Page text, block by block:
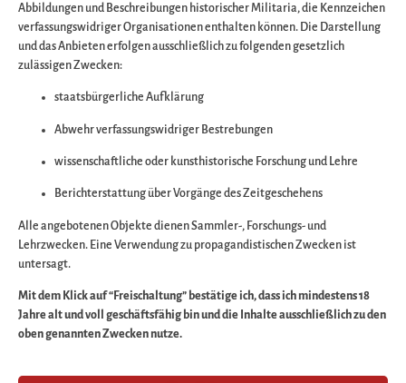
Entschuldigen Sie
bitte die
Wir arbeiten an
großartigen Sache
schauen Sie bald
wieder vorbei!
Abbildungen und Beschreibungen historischer Militaria, die Kennzeichen
verfassungswidriger Organisationen enthalten können. Die Darstellung
und das Anbieten erfolgen ausschließlich zu folgenden gesetzlich
zulässigen Zwecken:
staatsbürgerliche Aufklärung
Abwehr verfassungswidriger Bestrebungen
wissenschaftliche oder kunsthistorische Forschung und Lehre
Berichterstattung über Vorgänge des Zeitgeschehens
Alle angebotenen Objekte dienen Sammler-, Forschungs- und
Lehrzwecken. Eine Verwendung zu propagandistischen Zwecken ist
untersagt.
Mit dem Klick auf “Freischaltung” bestätige ich, dass ich mindestens 18
Jahre alt und voll geschäftsfähig bin und die Inhalte ausschließlich zu den
oben genannten Zwecken nutze.